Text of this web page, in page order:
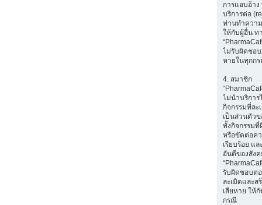
การแอบอ้าง
บริการต่อ
ท่านทำควา
ให้กับผู้อื่น ท
ไม่รับผิดชอ
หายในทุกก
4. สมาชิก
ไม่นำบริการ
กิจกรรมที่ละ
เป็นส่วนตัว
ทั้งกิจกรรม
หรือขัดต่อค
เรียบร้อย แ
อันดีของสัง
รับผิดชอบต่
ละเมิดและส
เสียหาย ให้
กรณี